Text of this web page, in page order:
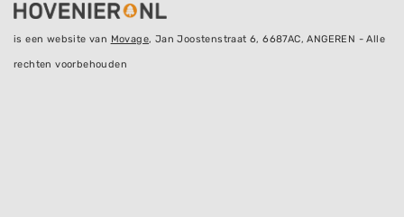
is een website van Movage, Jan Joostenstraat 6, 6687AC, ANGEREN - Alle
rechten voorbehouden